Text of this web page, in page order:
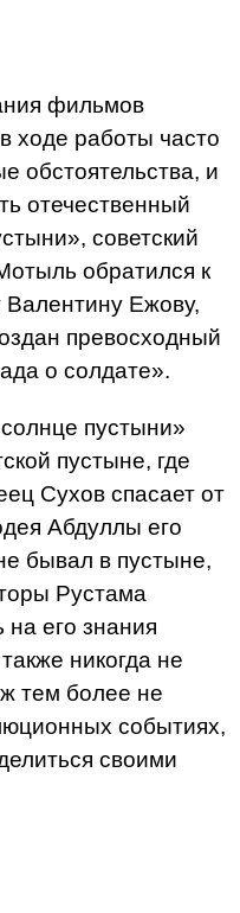
фильмов
ходе работы часто
обстоятельства, и
отечественный
советский
обратился к
Валентину Ежову,
превосходный
о солдате».
пустыни»
пустыне, где
Сухов спасает от
Абдуллы его
бывал в пустыне,
Рустама
на его знания
никогда не
тем более не
событиях,
своими